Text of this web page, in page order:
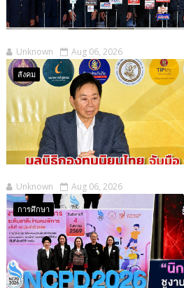
Unknown Aug 06, 2026
สังคม
Unknown Aug 06, 2026
การศึกษา